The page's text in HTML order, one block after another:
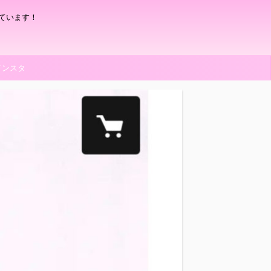
います！
スタ